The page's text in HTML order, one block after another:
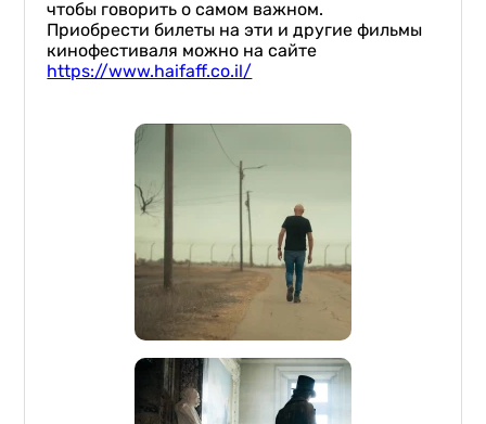
чтобы говорить о самом важном.
Приобрести билеты на эти и другие фильмы
кинофестиваля можно на сайте
https://www.haifaff.co.il/